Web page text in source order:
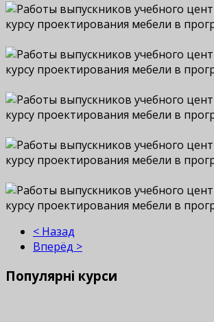
< Назад
Вперёд >
Популярні курси